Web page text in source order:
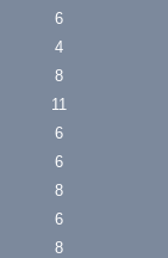
6
4
8
11
6
6
8
6
8